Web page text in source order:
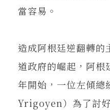
當容易。
造成阿根廷逆翻轉的
道政府的崛起，阿根
年開始，一位左傾
Yrigoyen）為了討